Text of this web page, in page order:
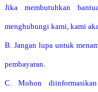
Jika membutuhkan
menghubungi kami, kami
B. Jangan lupa untuk
pembayaran.
C. Mohon